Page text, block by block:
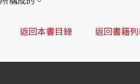
返回本書目錄 返回書籍